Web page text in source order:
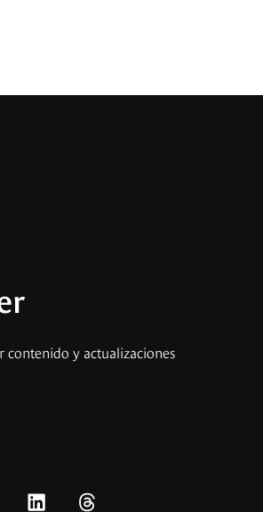
contenido y actualizaciones